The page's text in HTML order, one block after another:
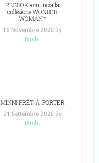
REEBOK annuncia la
collezione WONDER
WOMAN™
16 Novembre 2020 By
Bimbi
MINNI PRÊT-À-PORTER
21 Settembre 2020 By
Bimbi